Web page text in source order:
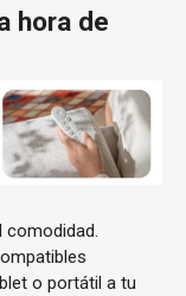
hora de
o portátil a tu